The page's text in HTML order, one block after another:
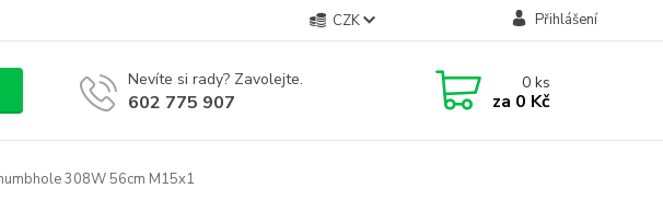
CZK Přihlášení
Nevíte si rady? Zavolejte.
602 775 907
0ks
za 0 Kč
308W 56cm M15x1